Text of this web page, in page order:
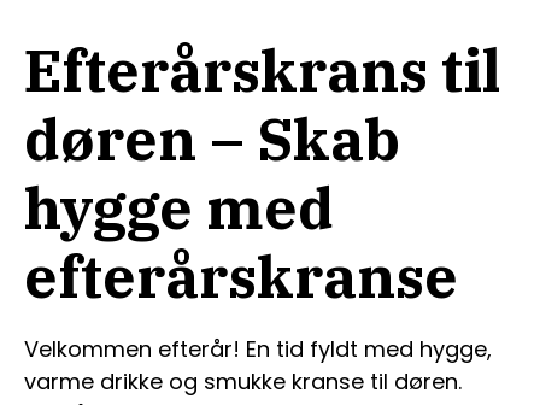
Efterårskrans til
døren – Skab
hygge med
efterårskranse
Velkommen efterår! En tid fyldt med hygge,
varme drikke og smukke kranse til døren.